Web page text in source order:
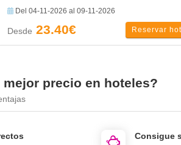
Del 04-11-2026 al 09-11-2026
Desde 23.40€ Reservar
precio en hoteles?
Consigue